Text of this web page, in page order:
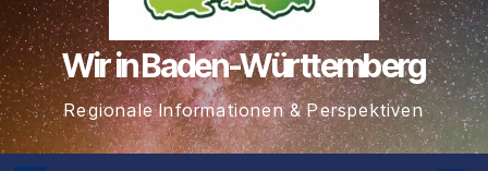
Wir in Baden-Württemberg
Regionale Informationen & Perspektiven